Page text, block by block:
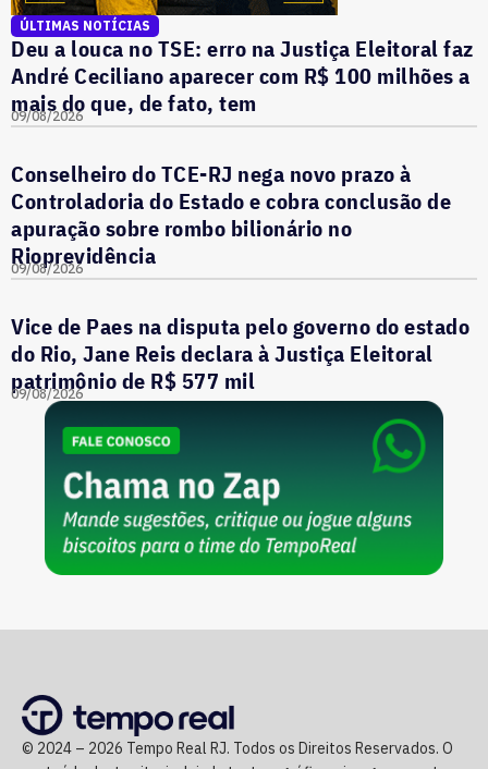
ÚLTIMAS NOTÍCIAS
Deu a louca no TSE: erro na Justiça Eleitoral faz
André Ceciliano aparecer com R$ 100 milhões a
mais do que, de fato, tem
09/08/2026
Conselheiro do TCE-RJ nega novo prazo à
Controladoria do Estado e cobra conclusão de
apuração sobre rombo bilionário no
Rioprevidência
09/08/2026
Vice de Paes na disputa pelo governo do estado
do Rio, Jane Reis declara à Justiça Eleitoral
patrimônio de R$ 577 mil
09/08/2026
© 2024 – 2026 Tempo Real RJ. Todos os Direitos Reservados. O